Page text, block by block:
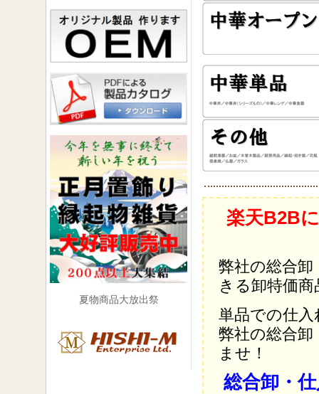
楽天B2B
弊社の総合
きる卸特価
単品での仕
弊社の総合
ませ！
総合卸・
夏物商品大放出祭